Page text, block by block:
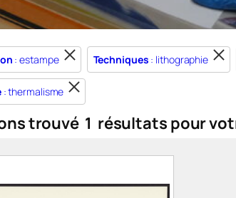
: estampe Techniques : lithographie
: thermalisme
trouvé 1 résultats pour